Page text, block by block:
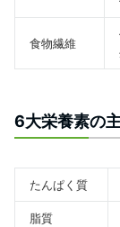
食物繊維
6大栄養素の
たんぱく質
脂質